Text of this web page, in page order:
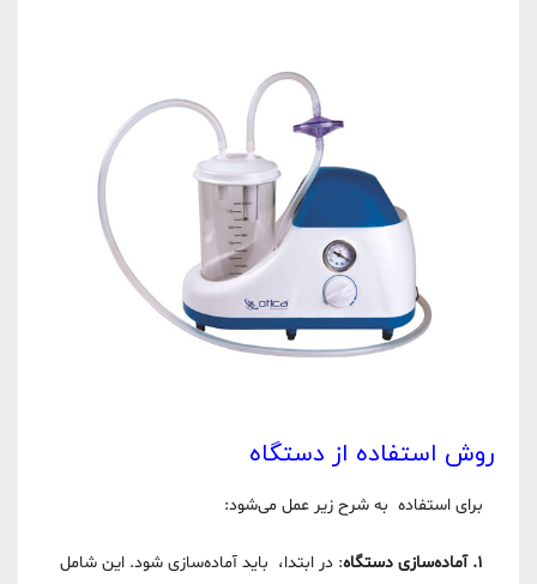
روش استفاده از دستگاه
برای استفاده به شرح زیر عمل می‌شود:
1. آماده‌سازی دستگاه
: در ابتدا، باید آماده‌سازی شود. این شامل